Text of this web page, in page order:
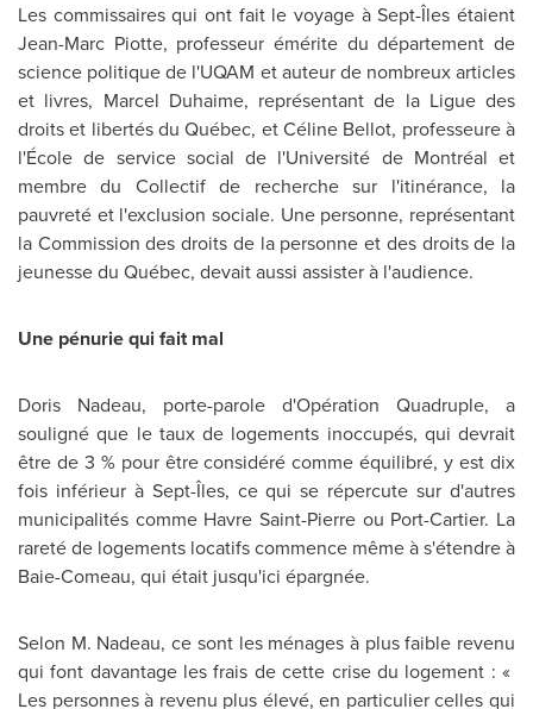
Les commissaires qui ont fait le voyage à Sept-Îles étaient
Jean-Marc Piotte, professeur émérite du département de
science politique de l'UQAM et auteur de nombreux articles
et livres, Marcel Duhaime, représentant de la Ligue des
droits et libertés du Québec, et Céline Bellot, professeure à
l'École de service social de l'Université de Montréal et
membre du Collectif de recherche sur l'itinérance, la
pauvreté et l'exclusion sociale. Une personne, représentant
la Commission des droits de la personne et des droits de la
jeunesse du Québec, devait aussi assister à l'audience.
Une pénurie qui fait mal
Doris Nadeau, porte-parole d'Opération Quadruple, a
souligné que le taux de logements inoccupés, qui devrait
être de 3 % pour être considéré comme équilibré, y est dix
fois inférieur à Sept-Îles, ce qui se répercute sur d'autres
municipalités comme Havre Saint-Pierre ou Port-Cartier. La
rareté de logements locatifs commence même à s'étendre à
Baie-Comeau, qui était jusqu'ici épargnée.
Selon M. Nadeau, ce sont les ménages à plus faible revenu
qui font davantage les frais de cette crise du logement : «
Les personnes à revenu plus élevé, en particulier celles qui